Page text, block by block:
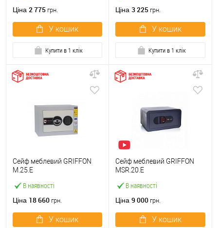
Ціна 2 775 грн.
У кошик
Купити в 1 клік
Ціна 3 225 грн.
У кошик
Купити в 1 клік
В наявності
Сейф меблевий GRIFFON
M.25.E
Ціна 18 660 грн.
У кошик
В наявності
Сейф меблевий GRIFFON
MSR.20.Е
Ціна 9 000 грн.
У кошик